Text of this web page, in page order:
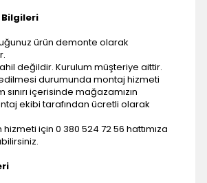
Bilgileri
ürün demonte olarak
değildir. Kurulum müşteriye aittir.
durumunda montaj hizmeti
içerisinde mağazamızın
ekibi tarafından ücretli olarak
için 0 380 524 72 56 hattımıza